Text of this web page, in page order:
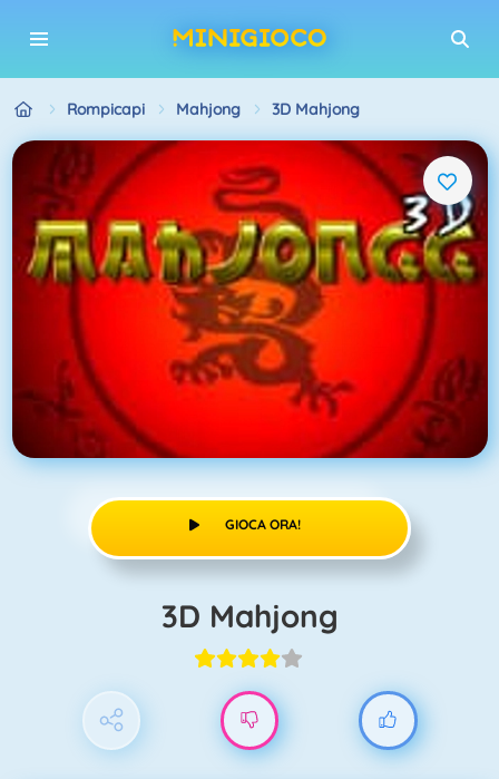
Rompicapi Mahjong 3D Mahjong
GIOCA ORA!
3D Mahjong